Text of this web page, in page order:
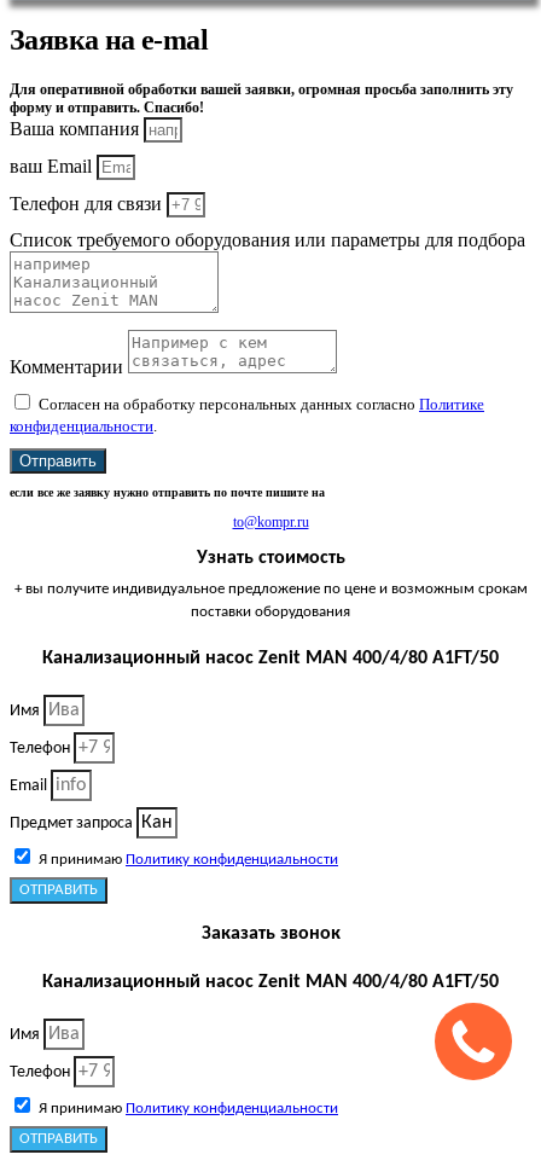
Заявка на e-mal
Для оперативной обработки вашей заявки, огромная просьба заполнить эту
форму и отправить. Спасибо!
Ваша компания
ваш Email
Телефон для связи
Список требуемого оборудования или параметры для подбора
Комментарии
Согласен на обработку персональных данных согласно Политике
конфиденциальности.
Отправить
если все же заявку нужно отправить по почте пишите на
to@kompr.ru
Узнать стоимость
+ вы получите индивидуальное предложение по цене и возможным срокам
поставки оборудования
Канализационный насос Zenit MAN 400/4/80 A1FT/50
Имя
Телефон
Email
Предмет запроса
Я принимаю Политику конфиденциальности
ОТПРАВИТЬ
Заказать звонок
Канализационный насос Zenit MAN 400/4/80 A1FT/50
Имя
Телефон
Я принимаю Политику конфиденциальности
ОТПРАВИТЬ